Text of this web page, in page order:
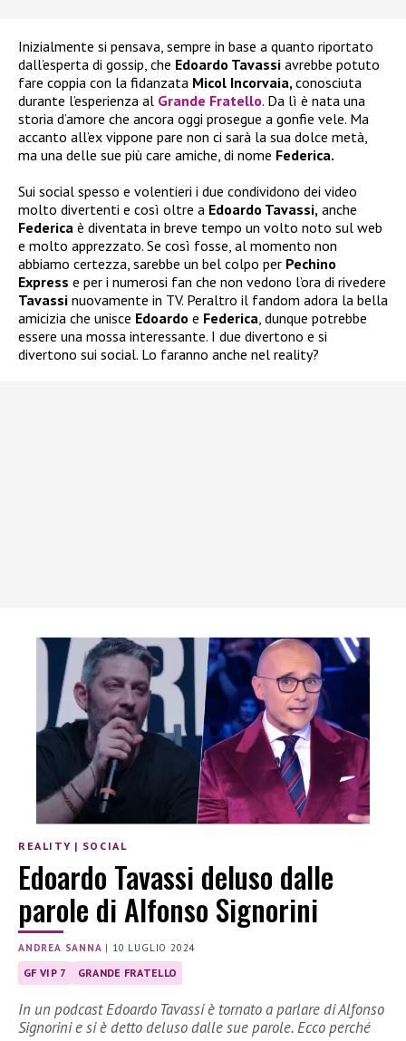
Inizialmente si pensava, sempre in base a quanto riportato
dall’esperta di gossip, che Edoardo Tavassi avrebbe potuto
fare coppia con la fidanzata Micol Incorvaia, conosciuta
durante l’esperienza al Grande Fratello. Da lì è nata una
storia d’amore che ancora oggi prosegue a gonfie vele. Ma
accanto all’ex vippone pare non ci sarà la sua dolce metà,
ma una delle sue più care amiche, di nome Federica.
Sui social spesso e volentieri i due condividono dei video
molto divertenti e così oltre a Edoardo Tavassi, anche
Federica è diventata in breve tempo un volto noto sul web
e molto apprezzato. Se così fosse, al momento non
abbiamo certezza, sarebbe un bel colpo per Pechino
Express e per i numerosi fan che non vedono l’ora di rivedere
Tavassi nuovamente in TV. Peraltro il fandom adora la bella
amicizia che unisce Edoardo e Federica , dunque potrebbe
essere una mossa interessante. I due divertono e si
divertono sui social. Lo faranno anche nel reality?
REALITY | SOCIAL
Edoardo Tavassi deluso dalle
parole di Alfonso Signorini
ANDREA SANNA | 10 LUGLIO 2024
GF VIP 7 GRANDE FRATELLO
In un podcast Edoardo Tavassi è tornato a parlare di Alfonso
Signorini e si è detto deluso dalle sue parole. Ecco perché